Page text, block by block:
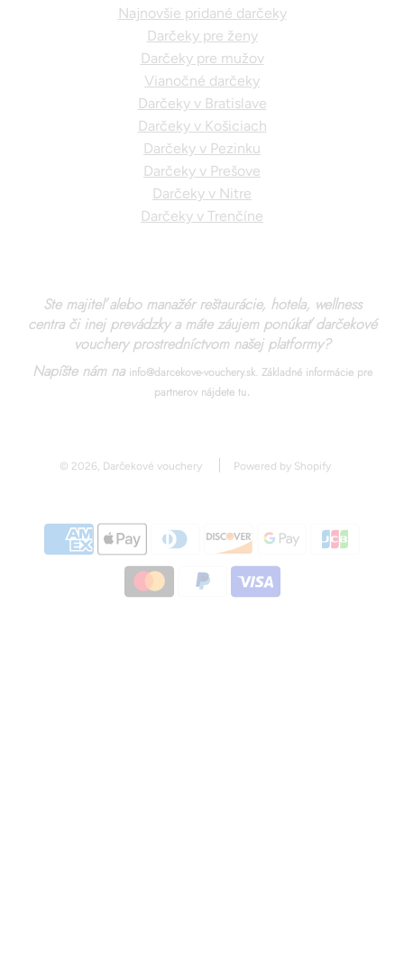
Najnovšie pridané darčeky
Darčeky pre ženy
Darčeky pre mužov
Vianočné darčeky
Darčeky v Bratislave
Darčeky v Košiciach
Darčeky v Pezinku
Darčeky v Prešove
Darčeky v Nitre
Darčeky v Trenčíne
Ste majiteľ alebo manažér reštaurácie, hotela, wellness
centra či inej prevádzky a máte záujem ponúkať darčekové
vouchery prostredníctvom našej platformy?
Napíšte nám na info@darcekove-vouchery.sk. Základné informácie pre
partnerov nájdete tu.
© 2026, Darčekové vouchery Powered by Shopify